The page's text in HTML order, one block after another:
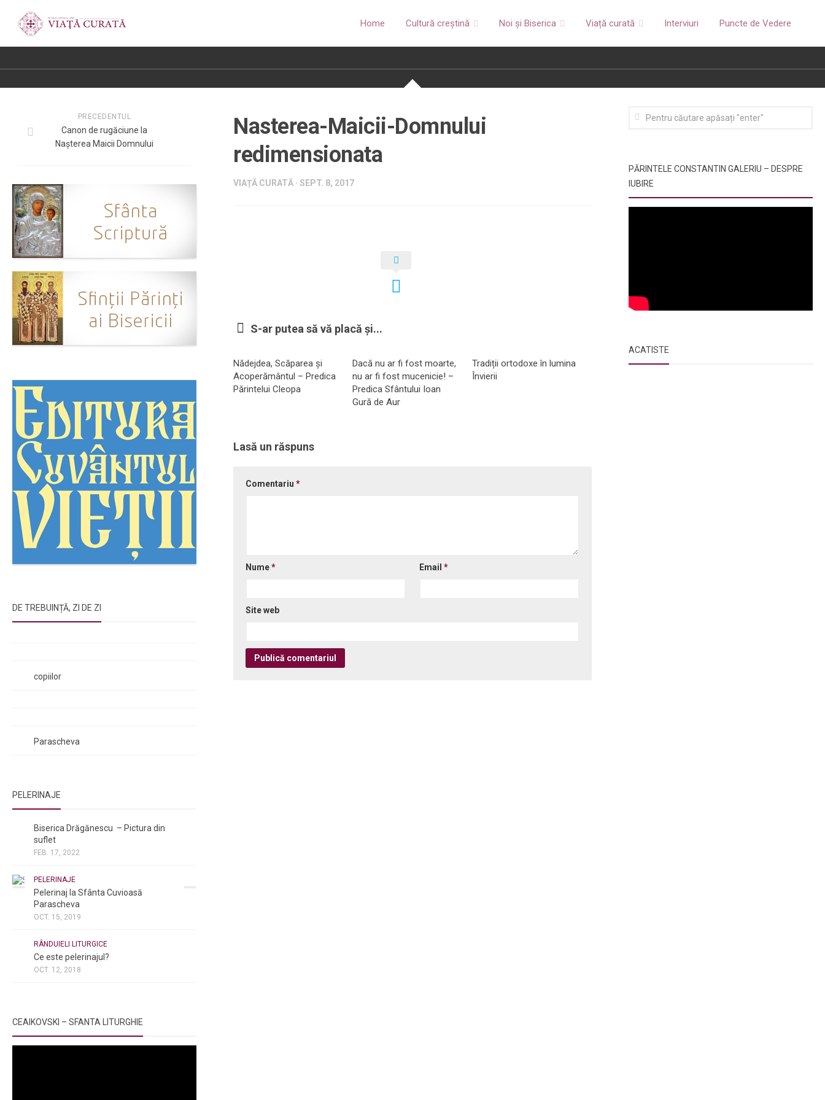
Home Cultură creștină Noi și Biserica Viață curată Interviuri Puncte de Vedere
Nasterea-Maicii-Domnului
redimensionata
VIAȚĂ CURATĂ · SEPT. 8, 2017
S-ar putea să vă placă și...
Nădejdea, Scăparea și
Acoperământul – Predica
Părintelui Cleopa
Dacă nu ar fi fost moarte,
nu ar fi fost mucenicie! –
Predica Sfântului Ioan
Gură de Aur
Tradiții ortodoxe în lumina
Învierii
Lasă un răspuns
Comentariu *
Nume* Email *
Site web
PRECEDENTUL
Canon de rugăciune la
Nașterea Maicii Domnului
DE TREBUINȚĂ, ZI DE ZI
copiilor
Parascheva
PELERINAJE
Biserica Drăgănescu – Pictura din
suflet
FEB. 17, 2022
PELERINAJE
Pelerinaj la Sfânta Cuvioasă
Parascheva
OCT. 15, 2019
RÂNDUIELI LITURGICE
Ce este pelerinajul?
OCT. 12, 2018
CEAIKOVSKI – SFANTA LITURGHIE
PĂRINTELE CONSTANTIN GALERIU – DESPRE
IUBIRE
ACATISTE